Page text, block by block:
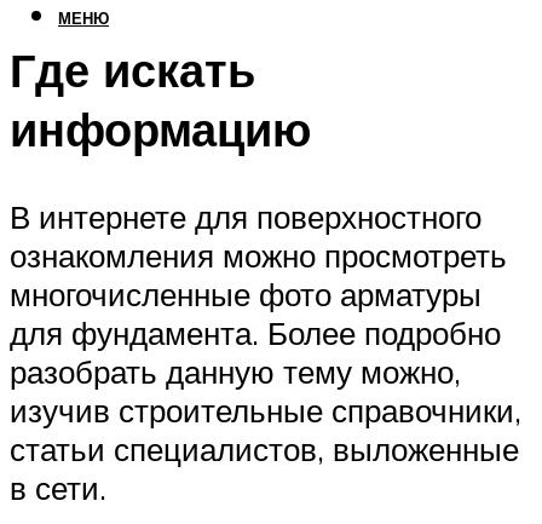
МЕНЮ
Где искать
информацию
В интернете для поверхностного
ознакомления можно просмотреть
многочисленные фото арматуры
для фундамента. Более подробно
разобрать данную тему можно,
изучив строительные справочники,
статьи специалистов, выложенные
в сети.